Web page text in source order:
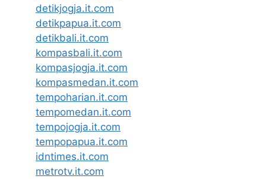
detikjogja.it.com
detikpapua.it.com
detikbali.it.com
kompasbali.it.com
kompasjogja.it.com
kompasmedan.it.com
tempoharian.it.com
tempomedan.it.com
tempojogja.it.com
tempopapua.it.com
idntimes.it.com
metrotv.it.com